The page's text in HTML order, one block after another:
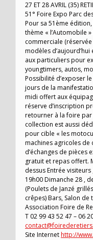
27 ET 28 AVRIL (35)
51° Foire Expo Parc
Pour sa 51ème
thème « l’Automobile
commerciale
modèles
aux particuliers pour
youngtimers, autos,
Possibilité d’exposer
jours de la
midi offert aux
réserve d’inscription
retourner à la foire
collection est aussi
pour cible « les
machines agricoles de
d’échanges de pièces
gratuit et repas offert.
dessus Entrée
19h00 Dimanche 28 ,
(Poulets de Janzé
crêpes) Bars, Salon
Association Foire de
T 02 99 43 52 47 – 06
Site Internethttp://